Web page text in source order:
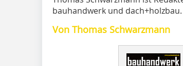
bauhandwerk und dach+holzbau.
Von Thomas Schwarzmann